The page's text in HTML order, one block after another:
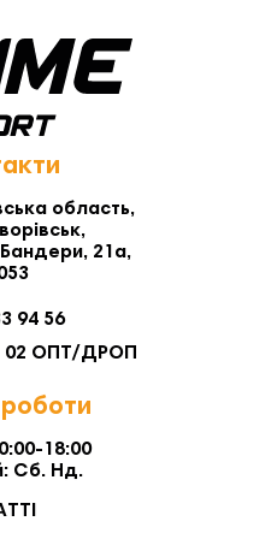
область,
21а,
94 56
02 ОПТ/ДРОП
18:00
Сб. Нд.